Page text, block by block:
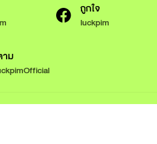
ถูกใจ
luckpim
ม